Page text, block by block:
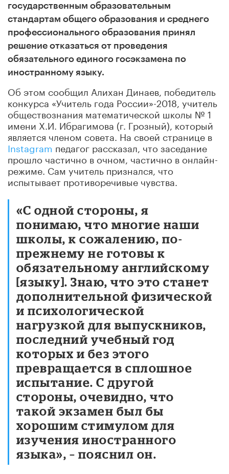
государственным образовательным
стандартам общего образования и среднего
профессионального образования принял
решение отказаться от проведения
обязательного единого госэкзамена по
иностранному языку.
Об этом сообщил Алихан Динаев, победитель
конкурса «Учитель года России»-2018, учитель
обществознания математической школы № 1
имени Х.И. Ибрагимова (г. Грозный), который
является членом совета. На своей странице в
Instagram педагог рассказал, что заседание
прошло частично в очном, частично в онлайн-
режиме. Сам учитель признался, что
испытывает противоречивые чувства.
«С одной стороны, я
понимаю, что многие наши
школы, к сожалению, по-
прежнему не готовы к
обязательному английскому
[языку]. Знаю, что это станет
дополнительной физической
и психологической
нагрузкой для выпускников,
последний учебный год
которых и без этого
превращается в сплошное
испытание. С другой
стороны, очевидно, что
такой экзамен был бы
хорошим стимулом для
изучения иностранного
языка», – пояснил он.